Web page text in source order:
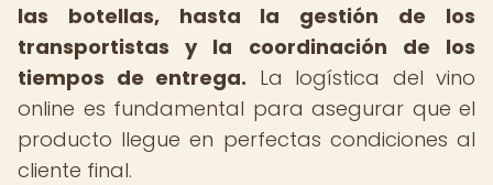
las botellas, hasta la gestión de los
transportistas y la coordinación de los
tiempos de entrega. La logística del vino
online es fundamental para asegurar que el
producto llegue en perfectas condiciones al
cliente final.